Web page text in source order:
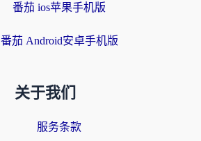
番茄 ios苹果手机版
番茄 Android安卓手机版
关于我们
服务条款